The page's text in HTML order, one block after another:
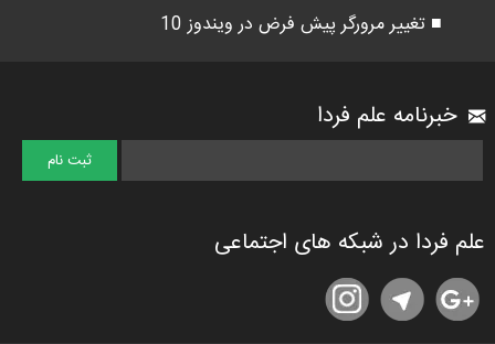
■ تغییر مرورگر پیش فرض در ویندوز 10
خبرنامه علم فردا
علم فردا در شبکه های اجتماعی